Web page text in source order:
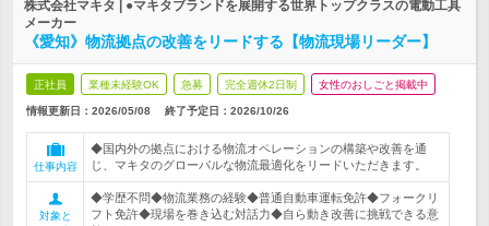
株式会社マキタ | ●マキタブランドを展開する世界トップクラスの電動工具
メーカー
《愛知》物流拠点の改善をリードする【物流現場リーダー】
正社員 業種未経験OK 急募 完全週休2日制 女性のおしごと掲載中
情報更新日：2026/05/08 終了予定日： 2026/10/26
仕事内容
◆国内外の拠点における物流オペレーションの構築や改善を通
じ、マキタのグローバルな物流最適化をリードいただきます。
対象と
◆学歴不問◆物流業務の経験◆普通自動車運転免許◆フォークリ
フト免許◆現場を巻き込む対話力◆自ら動き改善に挑戦できる意